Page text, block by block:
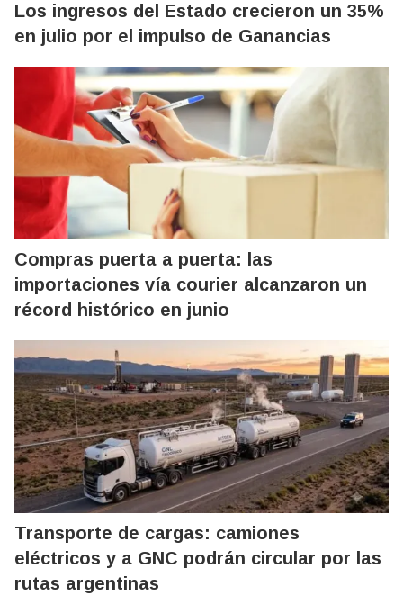
Los ingresos del Estado crecieron un 35%
en julio por el impulso de Ganancias
Compras puerta a puerta: las
importaciones vía courier alcanzaron un
récord histórico en junio
Transporte de cargas: camiones
eléctricos y a GNC podrán circular por las
rutas argentinas